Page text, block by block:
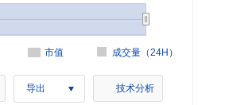
市值 成交量（24H）
导出 技术分析